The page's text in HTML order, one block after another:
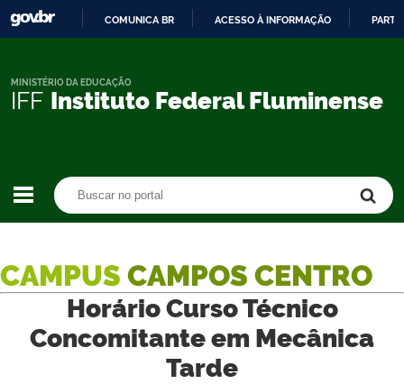
CONTEÚDO
COMUNICA BR ACESSO À INFORMAÇÃO
IFF Instituto Federal Fluminense
MINISTÉRIO DA EDUCAÇÃO
CAMPUS CAMPOS CENTRO
Horário Curso Técnico
Concomitante em Mecânica
Tarde